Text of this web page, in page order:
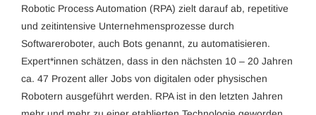
Robotic Process Automation (RPA) zielt darauf ab, repetitive
und zeitintensive Unternehmensprozesse durch
Softwareroboter, auch Bots genannt, zu automatisieren.
Expert*innen schätzen, dass in den nächsten 10 – 20 Jahren
ca. 47 Prozent aller Jobs von digitalen oder physischen
Robotern ausgeführt werden. RPA ist in den letzten Jahren